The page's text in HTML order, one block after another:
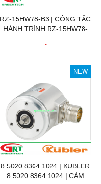
RZ-15HW78-B3 | CÔNG TẮC
HÀNH TRÌNH RZ-15HW78-
.
NEW
8.5020.8364.1024 | KUBLER
8.5020.8364.1024 | CẢM